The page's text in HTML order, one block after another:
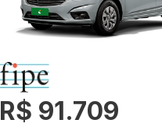
R$ 91.709